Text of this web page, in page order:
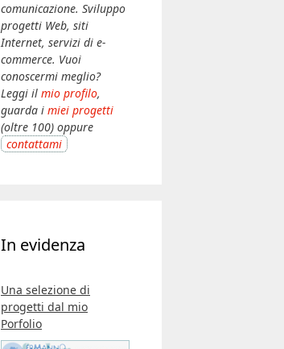
comunicazione. Sviluppo
progetti Web, siti
Internet, servizi di e-
commerce. Vuoi
conoscermi meglio?
Leggi il mio profilo,
guarda i miei progetti
(oltre 100) oppure
contattami
In evidenza
Una selezione di
progetti dal mio
Porfolio